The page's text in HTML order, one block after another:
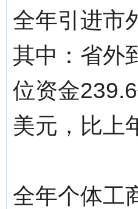
全年引进市
其中：省外
位资金
美元，比上
全年个体工